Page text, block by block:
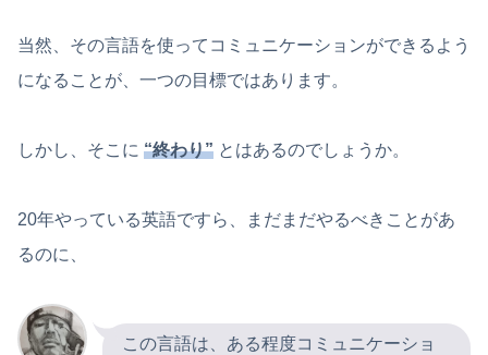
当然、その言語を使ってコミュニケーションができるよう
になることが、一つの目標ではあります。
しかし、そこに “終わり” とはあるのでしょうか。
20年やっている英語ですら、まだまだやるべきことがあ
るのに、
この言語は、ある程度コミュニケーショ